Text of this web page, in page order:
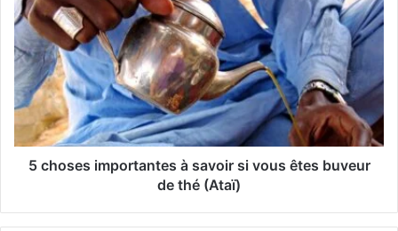
a
i
l
5 choses importantes à savoir si vous êtes buveur
de thé (Ataï)